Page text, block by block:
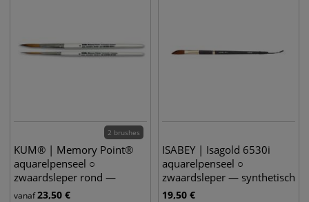
2 brushes
KUM® | Memory Point®
aquarelpenseel ○
zwaardsleper rond —
synthetisch haar
vanaf23,50 €
ISABEY | Isagold 6530i
aquarelpenseel ○
zwaardsleper — synthetisch
haar
19,50 €